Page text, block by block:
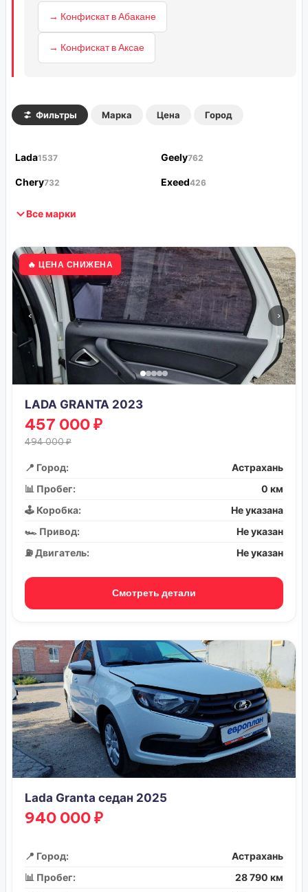
→ Конфискат в Абакане
→ Конфискат в Аксае
Фильтры Марка Цена Город
Lada1537 Geely762
Chery732 Exeed426
Все марки
🔥 ЦЕНА СНИЖЕНА
‹ ›
LADA GRANTA 2023
457 000 ₽
494 000 ₽
📍 Город:
Астрахань
📊 Пробег:
0 км
🕹️ Коробка:
Не указана
🏎️ Привод:
Не указан
⛽ Двигатель:
Не указан
Смотреть детали
Lada Granta седан 2025
940 000 ₽
📍 Город:
Астрахань
📊 Пробег:
28 790 км